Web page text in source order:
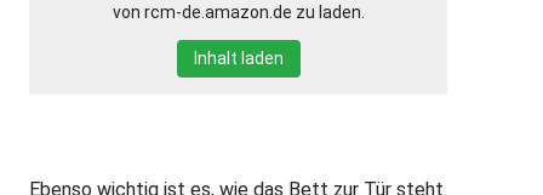
von rcm-de.amazon.de zu laden.
Inhalt laden
Ebenso wichtig ist es, wie das Bett zur Tür steht.